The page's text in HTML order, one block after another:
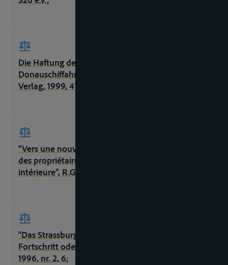
Die Haftung des Frachtführers in die
Donauschiffahrt, Duisburg, Binnenschiffahrts-
Verlag, 1999, 413p.;
“Vers une nouvelle limitation de la responsabilité
des propriétaires de bateaux de la navigation
intérieure”, R.G.A.R., 1982, nr. 10532
“Das Strassburger Übereinkommen (CLNI).
Fortschritt oder neue Belastung ?”, Wasserspiegel,
1996, nr. 2, 6;